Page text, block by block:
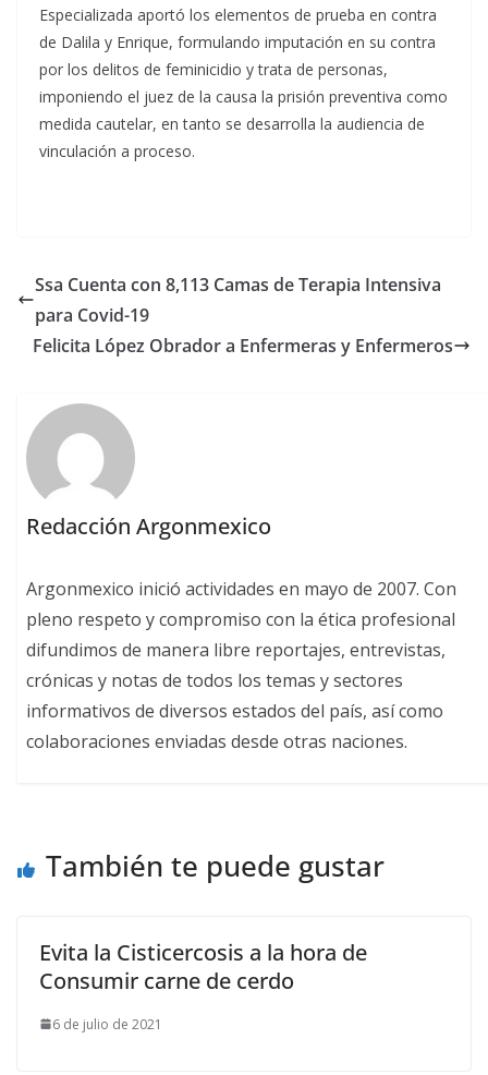
Especializada aportó los elementos de prueba en contra
de Dalila y Enrique, formulando imputación en su contra
por los delitos de feminicidio y trata de personas,
imponiendo el juez de la causa la prisión preventiva como
medida cautelar, en tanto se desarrolla la audiencia de
vinculación a proceso.
Ssa Cuenta con 8,113 Camas de Terapia Intensiva
para Covid-19
Felicita López Obrador a Enfermeras y Enfermeros
Redacción Argonmexico
Argonmexico inició actividades en mayo de 2007. Con
pleno respeto y compromiso con la ética profesional
difundimos de manera libre reportajes, entrevistas,
crónicas y notas de todos los temas y sectores
informativos de diversos estados del país, así como
colaboraciones enviadas desde otras naciones.
También te puede gustar
Evita la Cisticercosis a la hora de
Consumir carne de cerdo
6 de julio de 2021